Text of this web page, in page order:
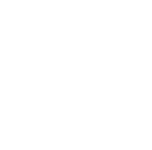
oder im Umgang mit
Berater erarbeiten, bevor
Gefahr für Sie oder jemand
und natürlich weiterhin von